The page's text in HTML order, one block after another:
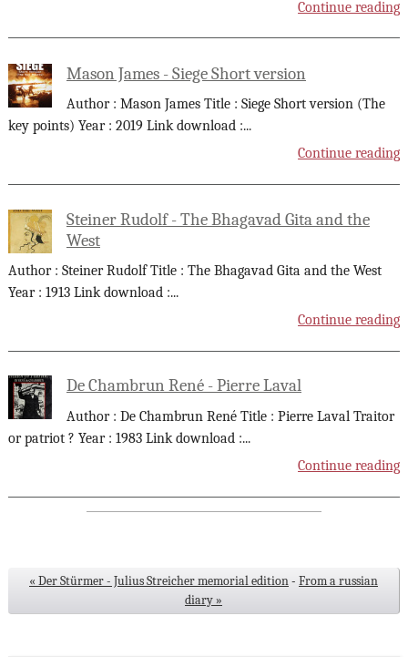
Continue reading
Mason James - Siege Short version
Author : Mason James Title : Siege Short version (The
key points) Year : 2019 Link download :...
Continue reading
Steiner Rudolf - The Bhagavad Gita and the
West
Author : Steiner Rudolf Title : The Bhagavad Gita and the West
Year : 1913 Link download :...
Continue reading
De Chambrun René - Pierre Laval
Author : De Chambrun René Title : Pierre Laval Traitor
or patriot ? Year : 1983 Link download :...
Continue reading
« Der Stürmer - Julius Streicher memorial edition- From a russian
diary »